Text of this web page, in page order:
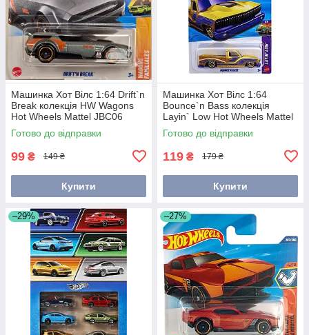
Машинка Хот Вілс 1:64 Drift`n
Break колекція HW Wagons
Hot Wheels Mattel JBC06
Готово до відправки
99 ₴ 149 ₴
Купити
Машинка Хот Вілс 1:64
Bounce`n Bass колекція
Layin` Low Hot Wheels Mattel
JJH32
Готово до відправки
119 ₴ 179 ₴
Купити
–29% –27%